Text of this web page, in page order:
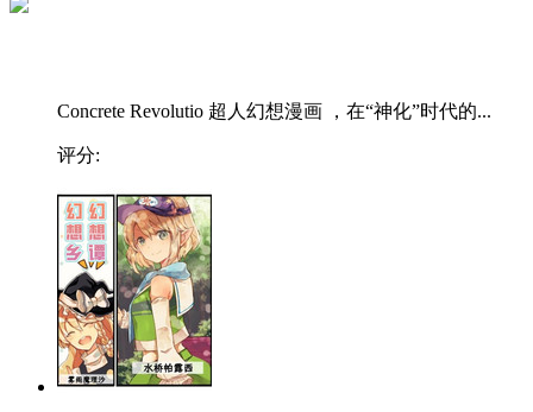
Concrete Revolutio 超人幻想漫画 ，在“神化”时代的...
评分: